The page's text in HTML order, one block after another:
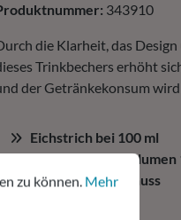
343910
die Klarheit, das
Trinkbechers erhöht
der Getränkekonsum
Eichstrich bei 100 ml
maximales Füllvolumen
stilvoller Sektgenuss
können.
Mehr
zu können. Mehr